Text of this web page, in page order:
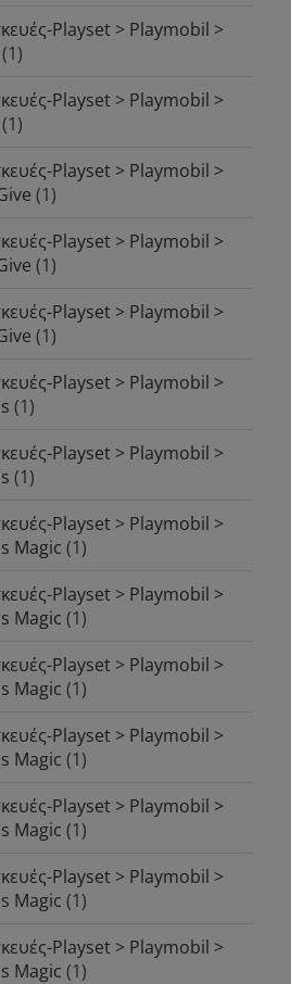
Playset > Playmobil >
(1)
Playset > Playmobil >
(1)
Playset > Playmobil >
(1)
Playset > Playmobil >
(1)
Playset > Playmobil >
(1)
Playset > Playmobil >
(1)
Playset > Playmobil >
(1)
Playset > Playmobil >
Magic (1)
Playset > Playmobil >
Magic (1)
Playset > Playmobil >
Magic (1)
Playset > Playmobil >
Magic (1)
Playset > Playmobil >
Magic (1)
Playset > Playmobil >
Magic (1)
Playset > Playmobil >
Magic (1)